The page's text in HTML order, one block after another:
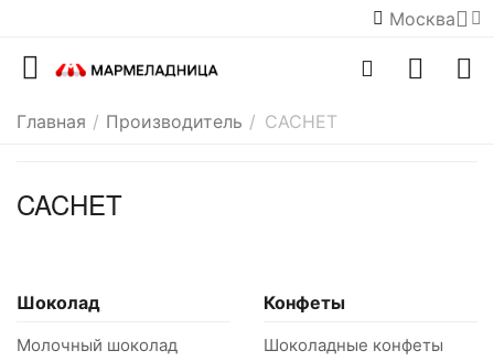
Москва
Главная / Производитель / CACHET
CACHET
Шоколад
Молочный шоколад
Конфеты
Шоколадные конфеты